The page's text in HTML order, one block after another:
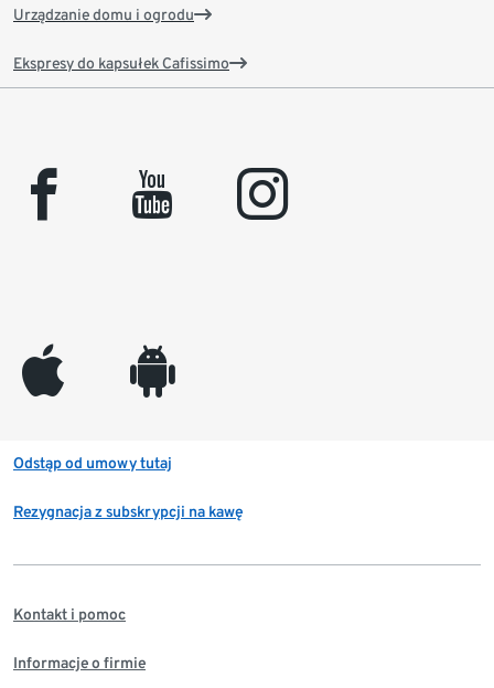
Urządzanie domu i ogrodu
Ekspresy do kapsułek Cafissimo
facebook youtube instagram
appleinc android
Odstąp od umowy tutaj
Rezygnacja z subskrypcji na kawę
Kontakt i pomoc
Informacje o firmie